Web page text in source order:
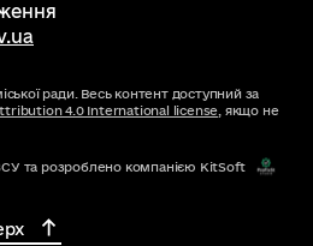
ради. Весь контент доступний за
4.0 International license , якщо не
та розроблено компанією KitSoft